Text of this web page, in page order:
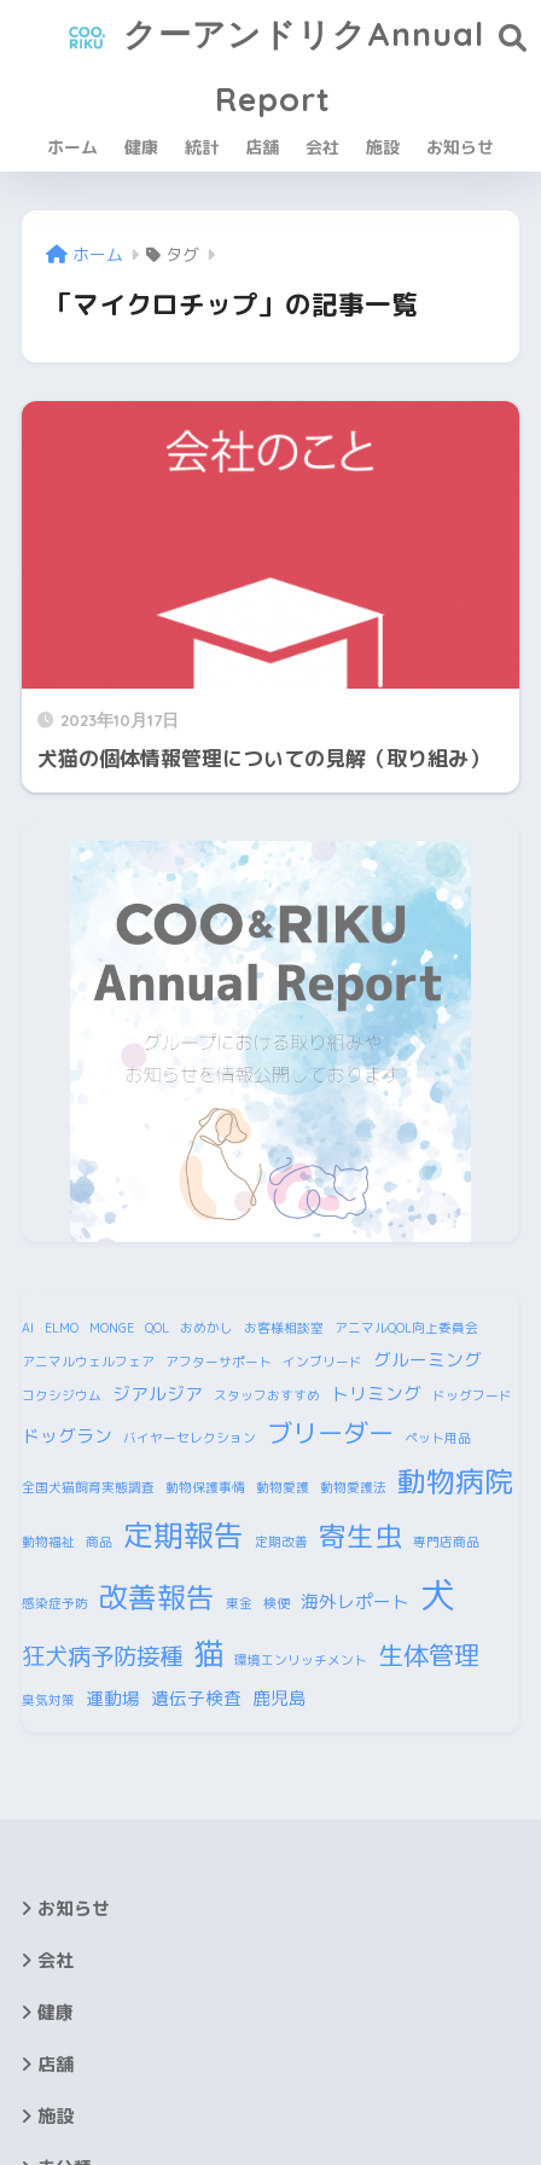
クーアンドリクAnnual
Report
ホーム 健康 統計 店舗 会社 施設 お知らせ
ホーム タグ
「マイクロチップ」の記事一覧
2023年10月17日
犬猫の個体情報管理についての見解（取り組み）
AI ELMO MONGE QOL おめかし お客様相談室
アニマルQOL向上委員会
アニマルウェルフェア
アフターサポート インブリード グルーミング
コクシジウム ジアルジア スタッフおすすめ トリミング ドッグフード
ドッグラン バイヤーセレクション ブリーダー ペット用品
全国犬猫飼育実態調査 動物保護事情 動物愛護 動物愛護法 動物病院
動物福祉 商品 定期報告 定期改善 寄生虫 専門店商品
感染症予防 改善報告 東金 検便 海外レポート 犬
狂犬病予防接種 猫 環境エンリッチメント 生体管理
臭気対策 運動場 遺伝子検査 鹿児島
お知らせ
会社
健康
店舗
施設